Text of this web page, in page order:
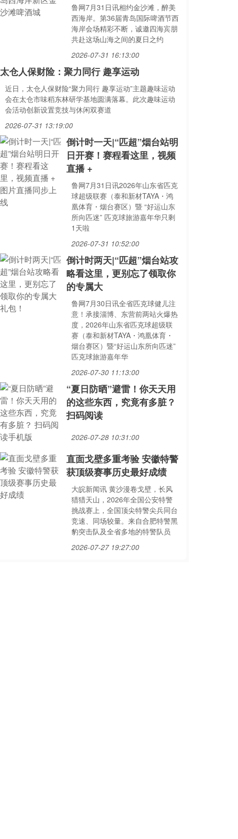
鲁网7月31日讯相约金沙滩，醉美
西海岸。第36届青岛国际啤酒节西
海岸会场精彩不断，诚邀四海宾朋
共赴这场山海之间的夏日之约
2026-07-31 16:13:00
太仓人保财险：聚力同行 趣享运动
近日，太仓人保财险“聚力同行 趣享运动”主题趣味运动
会在太仓市味稻东林研学基地圆满落幕。此次趣味运动
会活动创新设置竞技与休闲双赛道
2026-07-31 13:19:00
倒计时一天|“匹超”烟台站明
日开赛！赛程看这里，视频
直播 +
鲁网7月31日讯2026年山东省匹克
球超级联赛（泰和新材TAYA・鸿
凰体育・烟台赛区）暨 “好运山东
所向匹迷” 匹克球旅游嘉年华只剩
1天啦
2026-07-31 10:52:00
倒计时两天|“匹超”烟台站攻
略看这里，更别忘了领取你
的专属大
鲁网7月30日讯全省匹克球健儿注
意！承接淄博、东营前两站火爆热
度，2026年山东省匹克球超级联
赛（泰和新材TAYA・鸿凰体育・
烟台赛区）暨“好运山东所向匹迷”
匹克球旅游嘉年华
2026-07-30 11:13:00
“夏日防晒”避雷！你天天用
的这些东西，究竟有多脏？
扫码阅读
2026-07-28 10:31:00
直面戈壁多重考验 安徽特警
获顶级赛事历史最好成绩
大皖新闻讯 黄沙漫卷戈壁，长风
猎猎天山，2026年全国公安特警
挑战赛上，全国顶尖特警尖兵同台
竞速、同场较量。来自合肥特警黑
豹突击队及全省多地的特警队员
2026-07-27 19:27:00